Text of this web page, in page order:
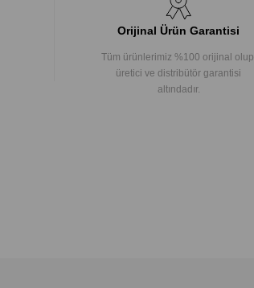
Orijinal Ürün Garantisi
Tüm ürünlerimiz %100 orijinal olup,
üretici ve distribütör garantisi
altındadır.